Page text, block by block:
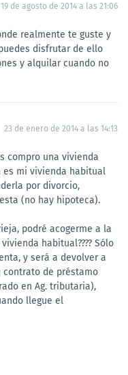
19 de agosto de 2014 a las 21:06
realmente te guste y
disfrutar de ello
y alquilar cuando no
23 de enero de 2014 a las 14:13
compro una vivienda
es mi vivienda habitual
por divorcio,
(no hay hipoteca).
podré acogerme a la
habitual???? Sólo
y será a devolver a
contrato de préstamo
en Ag. tributaria),
llegue el